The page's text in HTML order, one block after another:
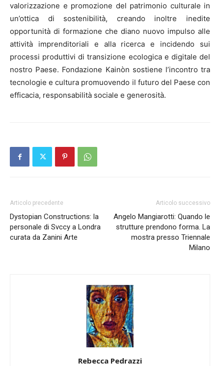
valorizzazione e promozione del patrimonio culturale in
un’ottica di sostenibilità, creando inoltre inedite
opportunità di formazione che diano nuovo impulso alle
attività imprenditoriali e alla ricerca e incidendo sui
processi produttivi di transizione ecologica e digitale del
nostro Paese. Fondazione Kainòn sostiene l’incontro tra
tecnologie e cultura promuovendo il futuro del Paese con
efficacia, responsabilità sociale e generosità.
Articolo precedente
Dystopian Constructions: la
personale di Svccy a Londra
curata da Zanini Arte
Articolo successivo
Angelo Mangiarotti: Quando le
strutture prendono forma. La
mostra presso Triennale
Milano
Rebecca Pedrazzi